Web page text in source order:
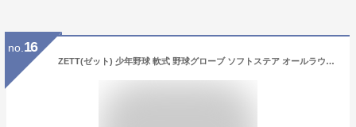
no. 16
ZETT(ゼット) 少年野球 軟式 野球グローブ ソフトステア オールラウンド用 右投げ用 ブラック(1900) サイズ:S(身長120~135cm向け) BJGB74020 グラブ